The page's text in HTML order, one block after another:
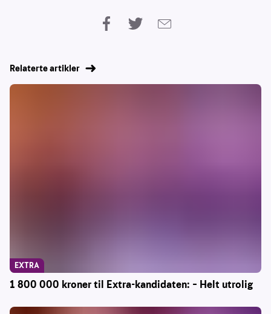
Relaterte artikler
1 800 000 kroner til Extra-kandidaten: – Helt utrolig
EXTRA